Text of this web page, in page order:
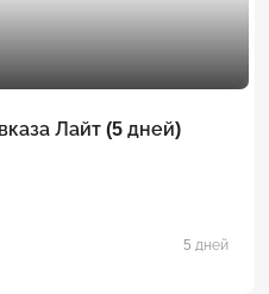
Лайт (5 дней)
5 дней